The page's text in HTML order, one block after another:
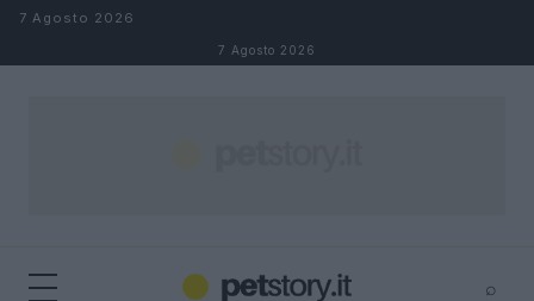
Salta al contenuto
7 Agosto 2026
7 Agosto 2026
⌕